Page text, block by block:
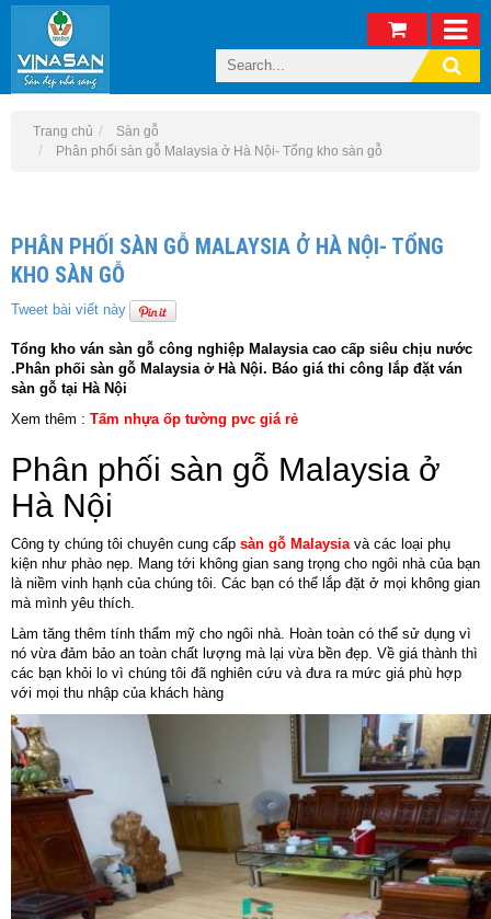
Trang chủ
Sàn gỗ
Phân phối sàn gỗ Malaysia ở Hà Nội- Tổng kho sàn gỗ
PHÂN PHỐI SÀN GỖ MALAYSIA Ở HÀ NỘI- TỔNG
KHO SÀN GỖ
Tweet bài viết này
Tổng kho ván sàn gỗ công nghiệp Malaysia cao cấp siêu chịu nước
.Phân phối sàn gỗ Malaysia ở Hà Nội. Báo giá thi công lắp đặt ván
sàn gỗ tại Hà Nội
Xem thêm : Tấm nhựa ốp tường pvc giá rẻ
Phân phối sàn gỗ Malaysia ở
Hà Nội
Công ty chúng tôi chuyên cung cấp sàn gỗ Malaysia và các loại phụ
kiện như phào nẹp. Mang tới không gian sang trọng cho ngôi nhà của bạn
là niềm vinh hạnh của chúng tôi. Các bạn có thể lắp đặt ở mọi không gian
mà mình yêu thích.
Làm tăng thêm tính thẩm mỹ cho ngôi nhà. Hoàn toàn có thể sử dụng vì
nó vừa đảm bảo an toàn chất lượng mà lại vừa bền đẹp. Về giá thành thì
các bạn khỏi lo vì chúng tôi đã nghiên cứu và đưa ra mức giá phù hợp
với mọi thu nhập của khách hàng